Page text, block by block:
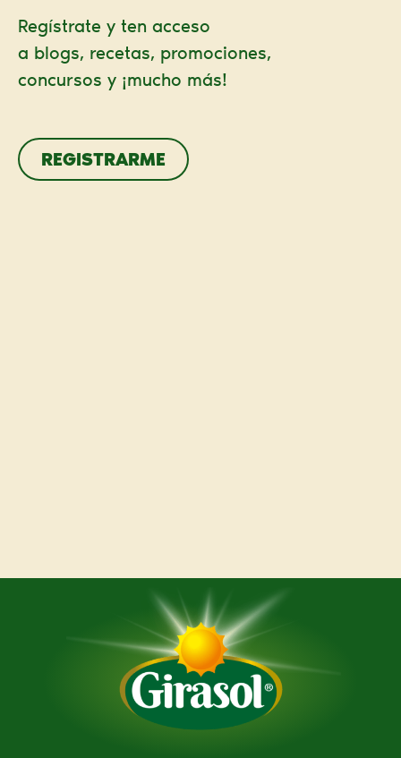
Regístrate y ten acceso
a blogs, recetas, promociones,
concursos y ¡mucho más!
REGISTRARME